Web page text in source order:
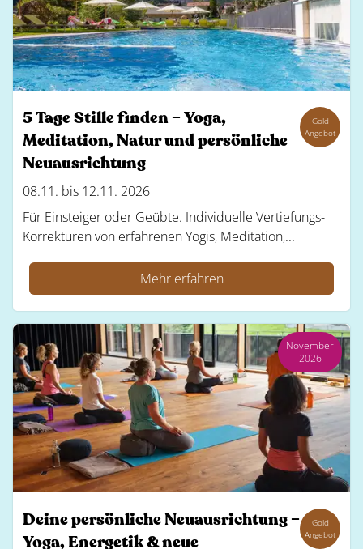
5 Tage Stille finden – Yoga,
Meditation, Natur und persönliche
Neuausrichtung
Gold
Angebot
08.11. bis 12.11. 2026
Für Einsteiger oder Geübte. Individuelle Vertiefungs-
Korrekturen von erfahrenen Yogis, Meditation,...
Mehr erfahren
November
2026
Deine persönliche Neuausrichtung –
Yoga, Energetik & neue
Gold
Angebot